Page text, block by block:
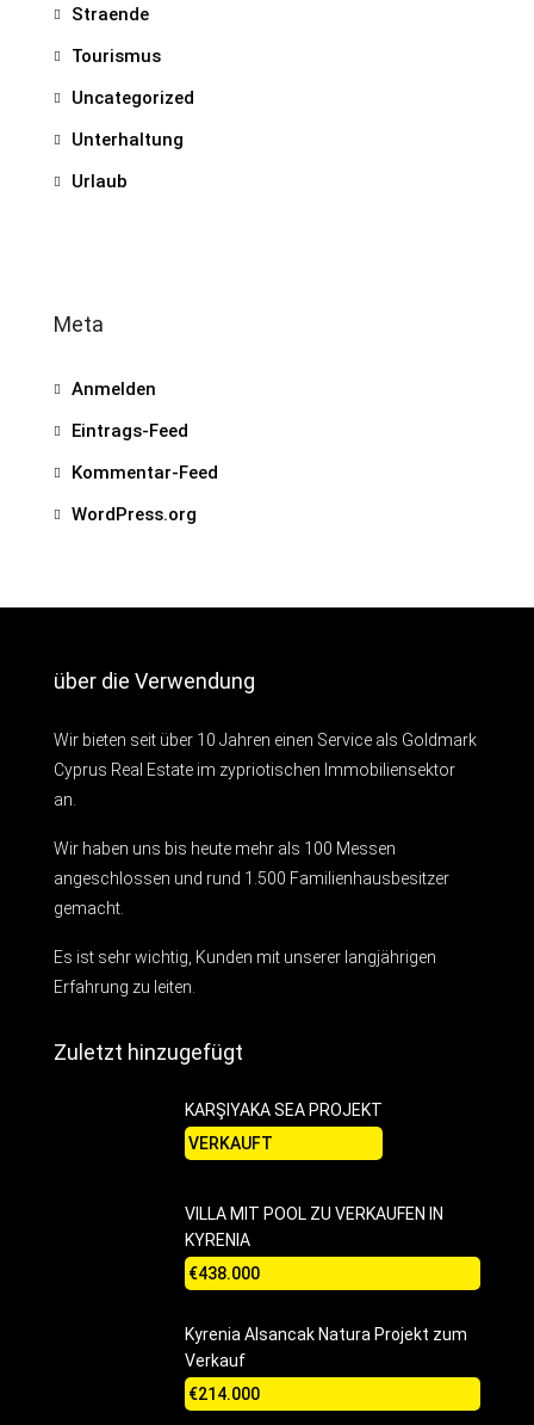
Straende
Tourismus
Uncategorized
Unterhaltung
Urlaub
Meta
Anmelden
Eintrags-Feed
Kommentar-Feed
WordPress.org
über die Verwendung
Wir bieten seit über 10 Jahren einen Service als Goldmark
Cyprus Real Estate im zypriotischen Immobiliensektor
an.
Wir haben uns bis heute mehr als 100 Messen
angeschlossen und rund 1.500 Familienhausbesitzer
gemacht.
Es ist sehr wichtig, Kunden mit unserer langjährigen
Erfahrung zu leiten.
Zuletzt hinzugefügt
KARŞIYAKA SEA PROJEKT
VERKAUFT
VILLA MIT POOL ZU VERKAUFEN IN
KYRENIA
€438.000
Kyrenia Alsancak Natura Projekt zum
Verkauf
€214.000